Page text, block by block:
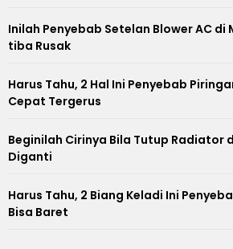
Inilah Penyebab Setelan Blower AC di
tiba Rusak
Harus Tahu, 2 Hal Ini Penyebab
Cepat Tergerus
Beginilah Cirinya Bila Tutup Radiator
Diganti
Harus Tahu, 2 Biang Keladi Ini
Bisa Baret